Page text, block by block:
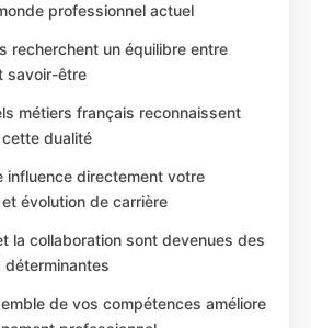
professionnel actuel
recherchent un équilibre entre
savoir-être
métiers français reconnaissent
dualité
influence directement votre
évolution de carrière
la collaboration sont devenues des
de vos compétences améliore